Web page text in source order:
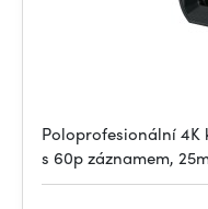
Poloprofesionální 4K
s 60p záznamem,